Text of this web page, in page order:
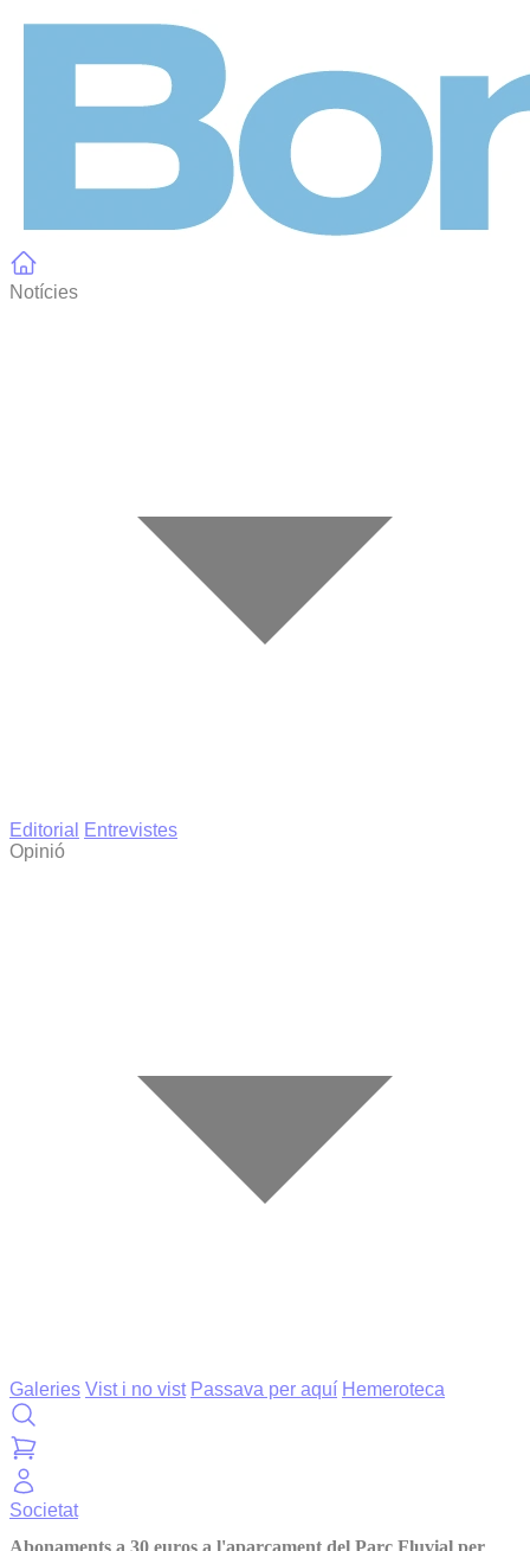
Notícies
Editorial
Entrevistes
Opinió
Galeries Vist i no vist Passava per aquí Hemeroteca
Societat